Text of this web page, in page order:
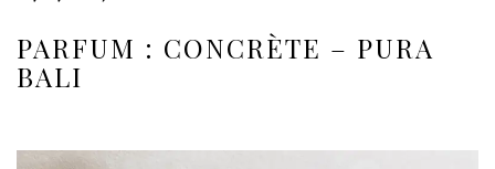
PARFUM : CONCRÈTE – PURA
BALI